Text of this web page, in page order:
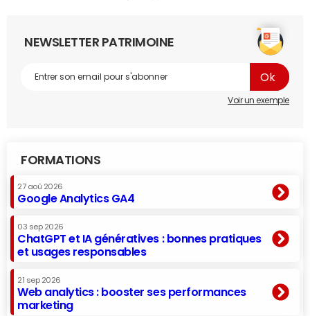
NEWSLETTER PATRIMOINE
Voir un exemple
FORMATIONS
27 aoû 2026
Google Analytics GA4
03 sep 2026
ChatGPT et IA génératives : bonnes pratiques
et usages responsables
21 sep 2026
Web analytics : booster ses performances
marketing